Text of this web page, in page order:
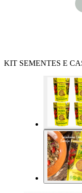
KIT SEMENTES E